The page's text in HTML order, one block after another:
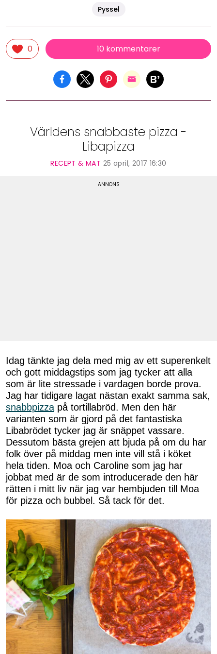
Pyssel
0 10 kommentarer
Världens snabbaste pizza -
Libapizza
RECEPT & MAT 25 april, 2017 16:30
Idag tänkte jag dela med mig av ett superenkelt
och gott middagstips som jag tycker att alla
som är lite stressade i vardagen borde prova.
Jag har tidigare lagat nästan exakt samma sak,
snabbpizza på tortillabröd. Men den här
varianten som är gjord på det fantastiska
Libabrödet tycker jag är snäppet vassare.
Dessutom bästa grejen att bjuda på om du har
folk över på middag men inte vill stå i köket
hela tiden. Moa och Caroline som jag har
jobbat med är de som introducerade den här
rätten i mitt liv när jag var hembjuden till Moa
för pizza och bubbel. Så tack för det.